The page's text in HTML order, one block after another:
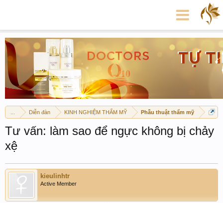
Diễn đàn KINH NGHIỆM THẨM MỸ Phẫu thuật thẩm mỹ
Tư vấn: làm sao để ngực không bị chảy
xệ
kieulinhtr
Active Member